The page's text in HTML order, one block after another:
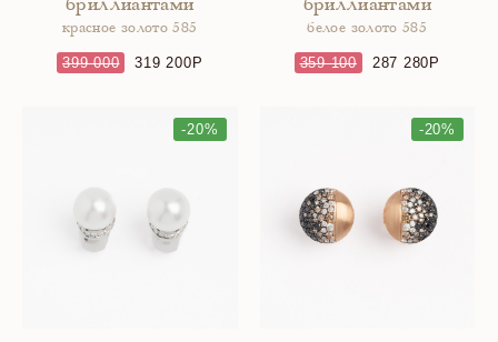
бриллиантами
красное золото 585
399 000 319 200
бриллиантами
белое золото 585
359 100 287 280
-20% -20%